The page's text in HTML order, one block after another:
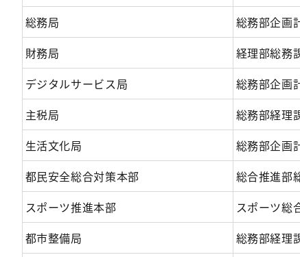
総務局
総務部企画
財務局
経理部総務
デジタルサービス局
総務部企画
主税局
総務部経理
生活文化局
総務部企画
都民安全総合対策本部
総合推進部
スポーツ推進本部
スポーツ総
都市整備局
総務部経理